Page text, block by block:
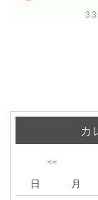
カ
<<
日 月